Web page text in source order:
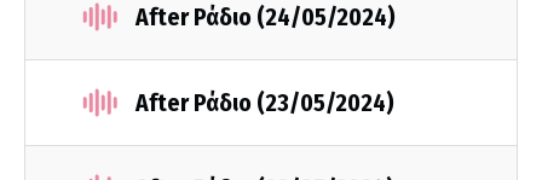
After Ράδιο (24/05/2024)
After Ράδιο (23/05/2024)